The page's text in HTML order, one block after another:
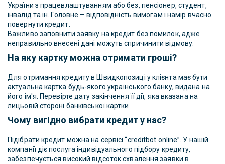
України з працевлаштуванням або без, пенсіонер, студент,
інвалід та ін. Головне – відповідність вимогам і намір вчасно
повернути кредит.
Важливо заповнити заявку на кредит без помилок, адже
неправильно внесені дані можуть спричинити відмову.
На яку картку можна отримати гроші?
Для отримання кредиту в Швидкопозиці у клієнта має бути
актуальна картка будь-якого українського банку, видана на
його ім'я. Перевірте дату закінчення її дії, яка вказана на
лицьовій стороні банківської картки.
Чому вигідно вибрати кредит у нас?
Підібрати кредит можна на сервісі “creditbot.online”. У нашій
компанії діє послуга індивідуального підбору кредиту,
забезпечується високий відсоток схвалення заявки в